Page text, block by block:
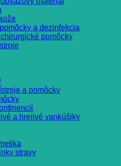
a dezinfekcia
pomôcky
a pomôcky
a hrejivé vankúšiky
stravy